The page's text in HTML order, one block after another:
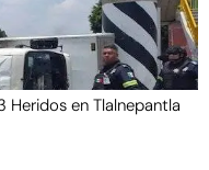
Heridos en Tlalnepantla